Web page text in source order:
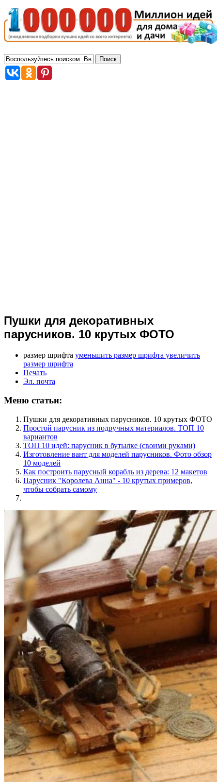
Пушки для декоративных
парусников. 10 крутых ФОТО
размер шрифта уменьшить размер шрифта увеличить
размер шрифта
Печать
Эл. почта
Меню статьи:
Пушки для декоративных парусников. 10 крутых ФОТО
Простой парусник из подручных материалов. ТОП 10
вариантов
ТОП 10 идей: парусник в бутылке (своими руками)
Изготовление вант для моделей парусников. Фото обзор
10 моделей
Как построить парусный корабль из дерева: 12 макетов
Парусник "Королева Анна" - 10 крутых примеров,
чтобы собрать самому